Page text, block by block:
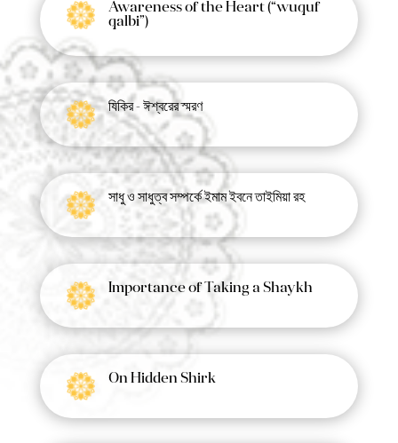
Awareness of the Heart (“wuquf
qalbi”)
যিকির - ঈশ্বরের স্মরণ
সাধু ও সাধুত্ব সম্পর্কে ইমাম ইবনে তাইমিয়া রহ
Importance of Taking a Shaykh
On Hidden Shirk